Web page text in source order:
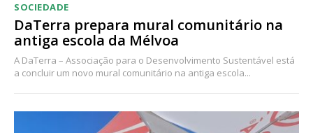
SOCIEDADE
DaTerra prepara mural comunitário na
antiga escola da Mélvoa
A DaTerra – Associação para o Desenvolvimento Sustentável está
a concluir um novo mural comunitário na antiga escola...